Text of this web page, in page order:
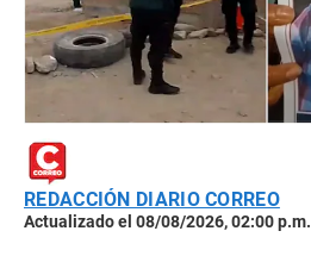
REDACCIÓN DIARIO CORREO
Actualizado el 08/08/2026, 02:00 p.m.